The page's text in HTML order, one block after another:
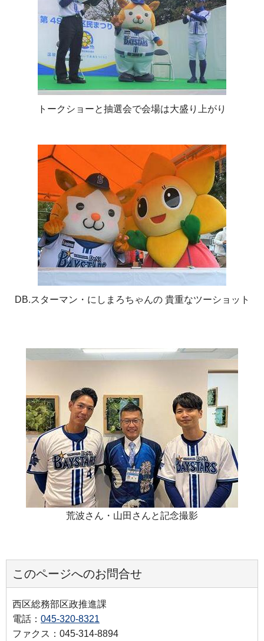
トークショーと抽選会で会場は大盛り上がり
DB.スターマン・にしまろちゃんの 貴重なツーショット
荒波さん・山田さんと記念撮影
このページへのお問合せ
西区総務部区政推進課
電話： 045-320-8321
ファクス：045-314-8894